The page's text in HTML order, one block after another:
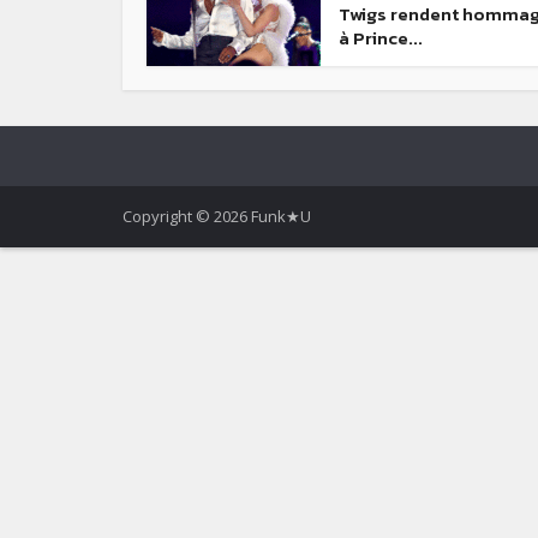
Twigs rendent
à Prince...
Copyright © 2026 Funk★U